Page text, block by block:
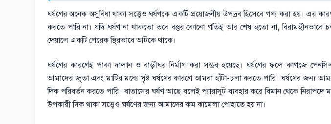
ঘর্ষণের অনেক অসুবিধা থাকা সত্ত্বেও ঘর্ষণকে একটি প্রয়োজনীয় উপদ্রব হিসেবে গণ্য করা হয়। এর
করতে পারি না। যদি ঘর্ষণ না থাকতো তবে বস্তুর কোনো গতিই আর শেষ হতো না,
দেয়ালে একটি পেরেক স্থিরভাবে আটকে থাকে।
ঘর্ষণের কারণেই পাকা দালান ও বাড়ীঘর নির্মাণ করা সম্ভব হয়েছে। ঘর্ষণের ফলে কাগজে
আমাদের জুতা এবং মাটির মধ্যে সৃষ্ট ঘর্ষণের কারণে আমরা হাঁটা-চলা করতে পারি। ঘর্ষণের জন্য
দিক পরিবর্তন করতে পারি। বাতাসের ঘর্ষণ আছে বলেই প্যারাসুট ব্যবহার করে বিমান থেকে নিরাপদে
উপকারী দিক থাকা সত্ত্বেও ঘর্ষণের জন্য আমাদের কম ঝামেলা পোহাতে হয় না।